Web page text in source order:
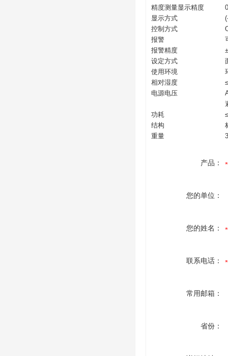
精度测量显示精度
显示方式
控制方式
报警
报警精度
设定方式
使用环境
相对湿度
电源电压
功耗
结构
重量
产品：
您的单位：
您的姓名：
联系电话：
常用邮箱：
省份：